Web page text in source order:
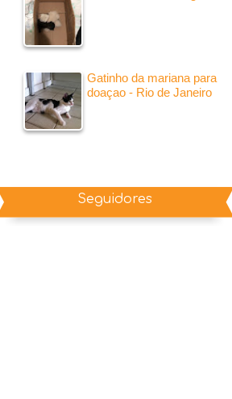
Gatinho da mariana para
doaçao - Rio de Janeiro
Seguidores